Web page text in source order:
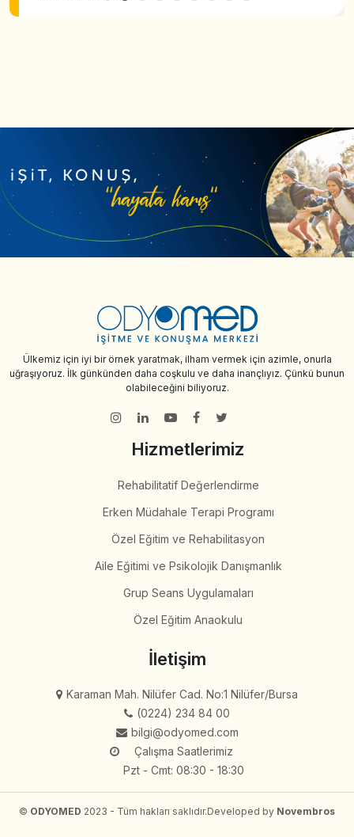
Ülkemiz için iyi bir örnek yaratmak, ilham vermek için azimle, onurla
uğraşıyoruz. İlk günkünden daha coşkulu ve daha inançlıyız. Çünkü bunun
olabileceğini biliyoruz.
Hizmetlerimiz
Rehabilitatif Değerlendirme
Erken Müdahale Terapi Programı
Özel Eğitim ve Rehabilitasyon
Aile Eğitimi ve Psikolojik Danışmanlık
Grup Seans Uygulamaları
Özel Eğitim Anaokulu
İletişim
Karaman Mah. Nilüfer Cad. No:1 Nilüfer/Bursa
(0224) 234 84 00
bilgi@odyomed.com
Çalışma Saatlerimiz
Pzt - Cmt: 08:30 - 18:30
© ODYOMED 2023 - Tüm hakları saklıdır.Developed by Novembros